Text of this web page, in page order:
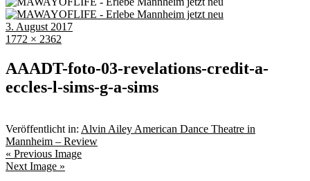
3. August 2017
1772 × 2362
AAADT-foto-03-revelations-credit-a-
eccles-l-sims-g-a-sims
Veröffentlicht in: Alvin Ailey American Dance Theatre in
Mannheim – Review
« Previous Image
Next Image »